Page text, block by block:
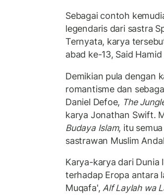
Sebagai contoh
legendaris dari sastra
Ternyata, karya
abad ke-13, Said
Demikian pula dengan
romantisme dan
Daniel Defoe, The
karya Jonathan Swift.
Budaya Islam, itu
sastrawan Muslim
Karya-karya dari Dunia
terhadap Eropa antara
Muqafa',Alf Laylah wa